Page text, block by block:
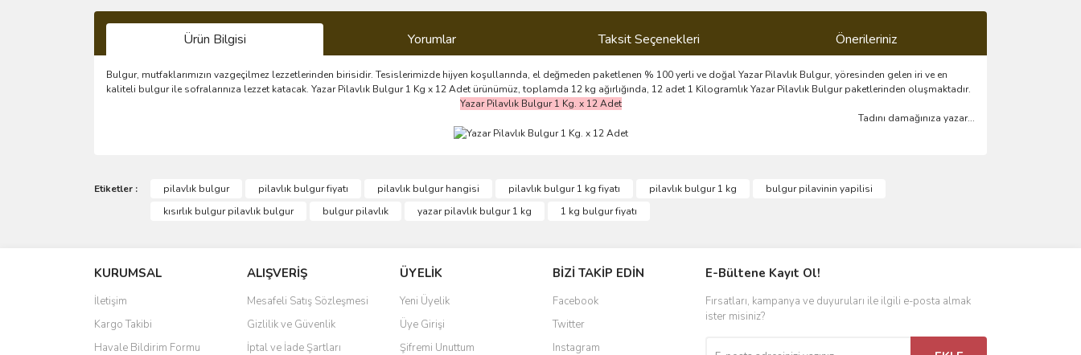
Ürün Bilgisi Yorumlar Taksit Seçenekleri Önerileriniz
Bulgur, mutfaklarımızın vazgeçilmez lezzetlerinden birisidir. Tesislerimizde hijyen koşullarında, el değmeden paketlenen % 100 yerli ve doğal Yazar Pilavlık Bulgur, yöresinden gelen iri ve en
kaliteli bulgur ile sofralarınıza lezzet katacak. Yazar Pilavlık Bulgur 1 Kg x 12 Adet ürünümüz, toplamda 12 kg ağırlığında, 12 adet 1 Kilogramlık Yazar Pilavlık Bulgur paketlerinden oluşmaktadır.
Yazar Pilavlık Bulgur 1 Kg. x 12 Adet
Tadını damağınıza yazar...
Bu ürüne ilk yorumu siz yapın!
Görüş ve önerileriniz için teşekkür ederiz.
Ürün bilgilerinde hatalar bulunuyor.
Ürün fiyatı diğer sitelerden daha pahalı.
Bu ürüne benzer farklı alternatifler olmalı.
Etiketler : pilavlık bulgur pilavlık bulgur fiyatı pilavlık bulgur hangisi pilavlık bulgur 1 kg fiyatı pilavlık bulgur 1 kg
bulgur pilavinin yapilisi
kısırlık bulgur pilavlık bulgur
bulgur pilavlık yazar pilavlık bulgur 1 kg 1 kg bulgur fiyatı
KURUMSAL
İletişim
Kargo Takibi
Havale Bildirim Formu
ALIŞVERİŞ
Mesafeli Satış Sözleşmesi
Gizlilik ve Güvenlik
İptal ve İade Şartları
ÜYELİK
Yeni Üyelik
Üye Girişi
Şifremi Unuttum
BİZİ TAKİP EDİN
Facebook
Twitter
Instagram
E-Bültene Kayıt Ol!
Fırsatları, kampanya ve duyuruları ile ilgili e-posta almak
ister misiniz?